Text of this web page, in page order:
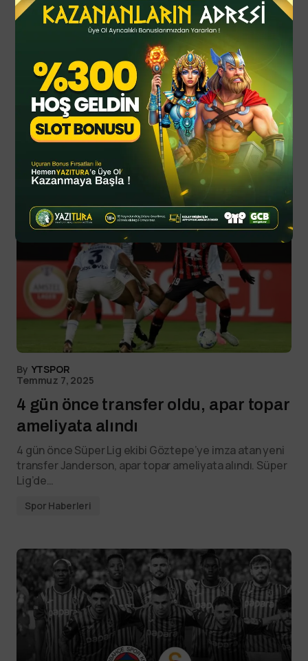
YTSPOR
Temmuz 07, 2025
Spor Haberleri
Read Next
By YTSPOR
Temmuz 7, 2025
4 gün önce transfer oldu, apar topar
ameliyata alındı
4 gün önce Süper Lig ekibi Göztepe’ye imza atan yeni
transfer Janderson, apar topar ameliyata alındı. Süper
Lig’de…
Spor Haberleri